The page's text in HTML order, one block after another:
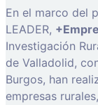
En el marco del
LEADER,
Investigación
de Valladolid,
Burgos, han
empresas